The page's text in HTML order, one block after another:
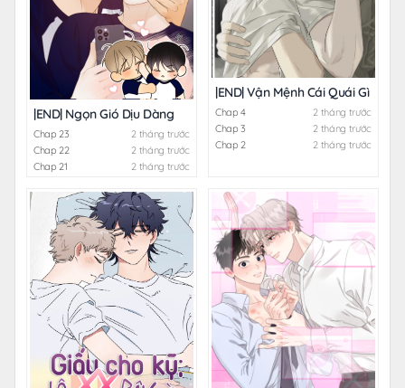
|END| Ngọn Gió Dịu Dàng
Chap 23
2 tháng trước
Chap 22
2 tháng trước
Chap 21
2 tháng trước
|END| Vận Mệnh Cái Quái Gì Chứ?
Chap 4
2 tháng trước
Chap 3
2 tháng trước
Chap 2
2 tháng trước